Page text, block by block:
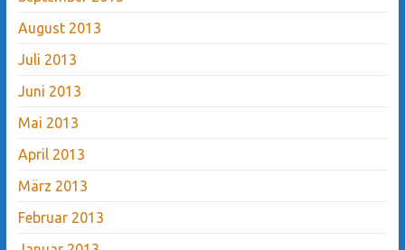
August 2013
Juli 2013
Juni 2013
Mai 2013
April 2013
März 2013
Februar 2013